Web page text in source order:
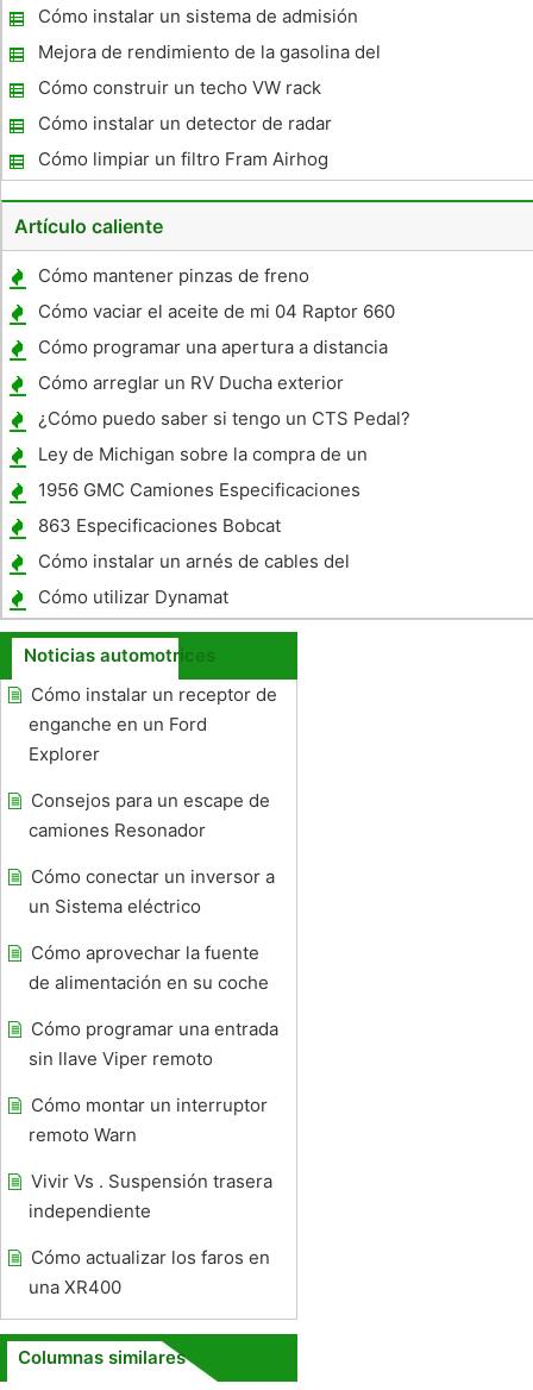
Cómo instalar un sistema de admisión
Mejora de rendimiento de la gasolina del
coche del músculo
Cómo construir un techo VW rack
Cómo instalar un detector de radar
Permanente
Cómo limpiar un filtro Fram Airhog
Artículo caliente
Cómo mantener pinzas de freno
Cómo vaciar el aceite de mi 04 Raptor 660
Cómo programar una apertura a distancia
en un 95-99 Nissan Maxima
Cómo arreglar un RV Ducha exterior
¿Cómo puedo saber si tengo un CTS Pedal?
Ley de Michigan sobre la compra de un
coche sin una licencia
1956 GMC Camiones Especificaciones
863 Especificaciones Bobcat
Cómo instalar un arnés de cables del
remolque RAV4
Cómo utilizar Dynamat
Noticias automotrices
Cómo instalar un receptor de
enganche en un Ford
Explorer
Consejos para un escape de
camiones Resonador
Cómo conectar un inversor a
un Sistema eléctrico
Cómo aprovechar la fuente
de alimentación en su coche
Cómo programar una entrada
sin llave Viper remoto
Cómo montar un interruptor
remoto Warn
Vivir Vs . Suspensión trasera
independiente
Cómo actualizar los faros en
una XR400
Columnas similares